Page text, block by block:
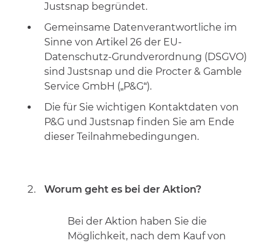
Justsnap begründet.
Gemeinsame Datenverantwortliche im
Sinne von Artikel 26 der EU-
Datenschutz-Grundverordnung (DSGVO)
sind Justsnap und die Procter & Gamble
Service GmbH („P&G“).
Die für Sie wichtigen Kontaktdaten von
P&G und Justsnap finden Sie am Ende
dieser Teilnahmebedingungen.
Worum geht es bei der Aktion?
Bei derAktion haben Sie die
Möglichkeit, nach dem Kauf von